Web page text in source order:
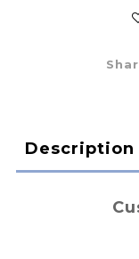
Description